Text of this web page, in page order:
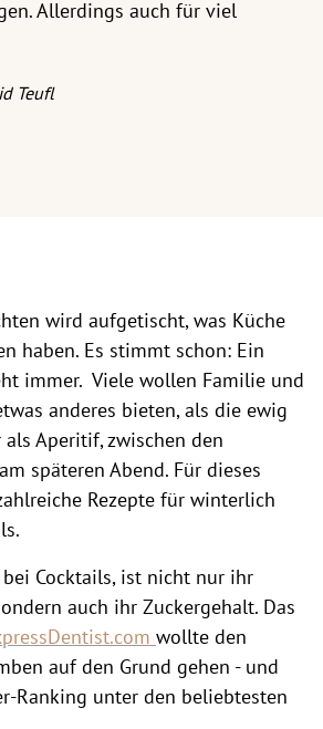
Allerdings auch für viel
Teufl
wird aufgetischt, was Küche
haben. Es stimmt schon: Ein
immer. Viele wollen Familie und
anderes bieten, als die ewig
Aperitif, zwischen den
späteren Abend. Für dieses
Rezepte für winterlich
Cocktails, ist nicht nur ihr
auch ihr Zuckergehalt. Das
wollte den
auf den Grund gehen - und
Ranking unter den beliebtesten